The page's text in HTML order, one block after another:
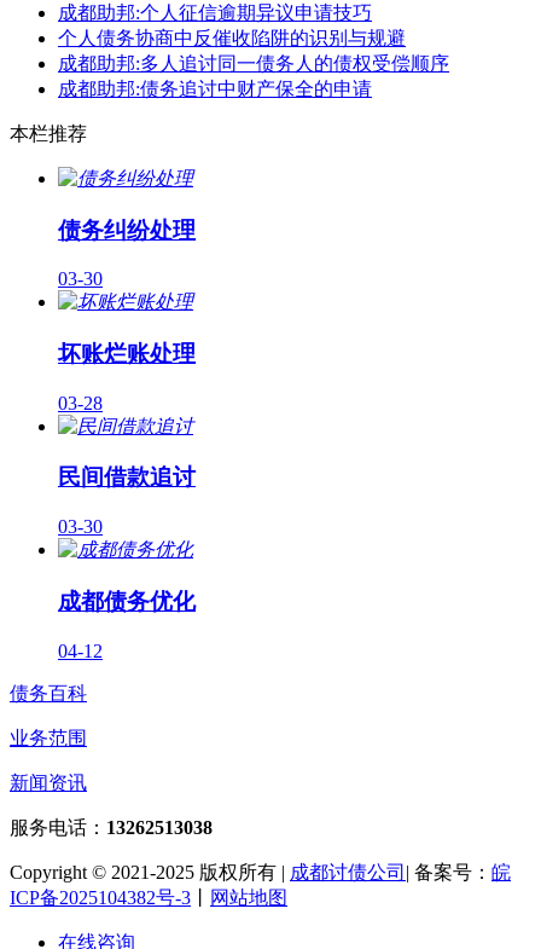
成都助邦:个人征信逾期异议申请技巧
个人债务协商中反催收陷阱的识别与规避
成都助邦:多人追讨同一债务人的债权受偿顺序
成都助邦:债务追讨中财产保全的申请
本栏推荐
债务纠纷处理
03-30
坏账烂账处理
03-28
民间借款追讨
03-30
成都债务优化
04-12
债务百科
业务范围
新闻资讯
服务电话： 13262513038
Copyright © 2021-2025 版权所有 | 成都讨债公司 | 备案号： 皖
ICP备2025104382号-3
网站地图
在线咨询